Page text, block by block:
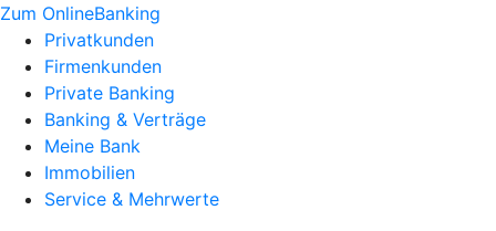
Zum OnlineBanking
Privatkunden
Firmenkunden
Private Banking
Banking & Verträge
Meine Bank
Immobilien
Service & Mehrwerte